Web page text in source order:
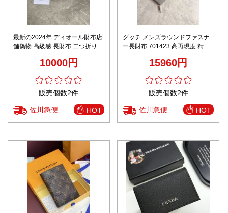
最新の2024年 ディオール財布店
舗偽物 高級感 長財布 二つ折り
革 メンズ ブラック
10000円
販売個数2件
佐川急便 HOT
グッチ メンズラウンドファスナ
ー長財布 701423 高再現度 精密
ー満足保証 安心の日本倉庫
15960円
販売個数2件
佐川急便 HOT